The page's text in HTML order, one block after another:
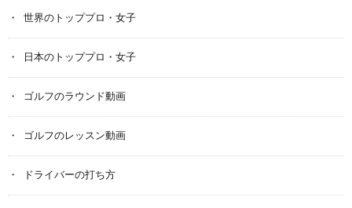
世界のトッププロ・女子
日本のトッププロ・女子
ゴルフのラウンド動画
ゴルフのレッスン動画
ドライバーの打ち方